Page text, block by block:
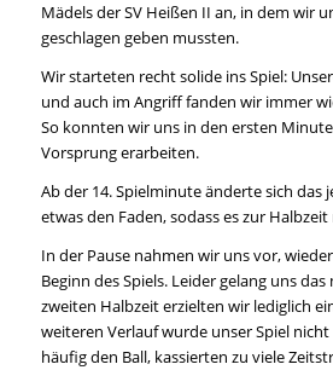
Mädels der SV Heißen II an, in dem wir
geschlagen geben mussten.
Wir starteten recht solide ins Spiel:
und auch im Angriff fanden wir immer
So konnten wir uns in den ersten
Vorsprung erarbeiten.
Ab der 14. Spielminute änderte sich das
etwas den Faden, sodass es zur
In der Pause nahmen wir uns vor,
Beginn des Spiels. Leider gelang uns
zweiten Halbzeit erzielten wir lediglich
weiteren Verlauf wurde unser Spiel
häufig den Ball, kassierten zu viele